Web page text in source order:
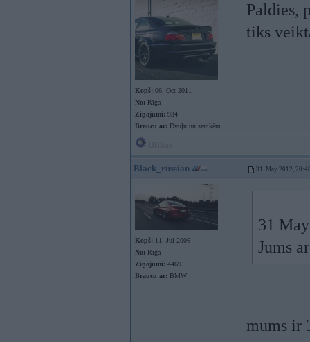
Kopš: 06. Oct 2011
No: Rīga
Ziņojumi: 934
Braucu ar: Dvuļu un semkām
Paldies,
tiks
Black_russian 31. May 2012,
Kopš: 11. Jul 2006
No: Rīga
Ziņojumi: 4469
Braucu ar: BMW
31
Jums
mums ir